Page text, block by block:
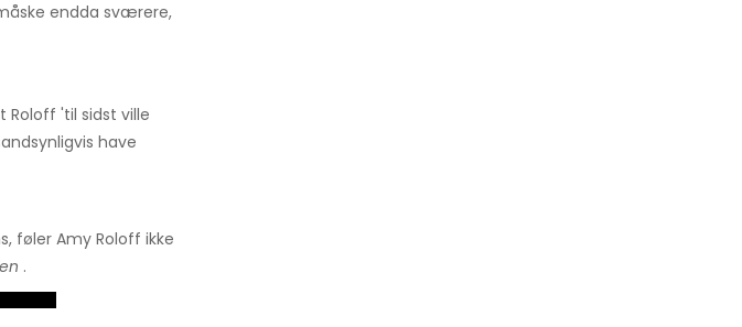
endda sværere,
Roloff 'til sidst ville
have
føler Amy Roloff ikke
.